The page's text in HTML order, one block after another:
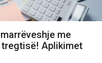
me
Aplikimet